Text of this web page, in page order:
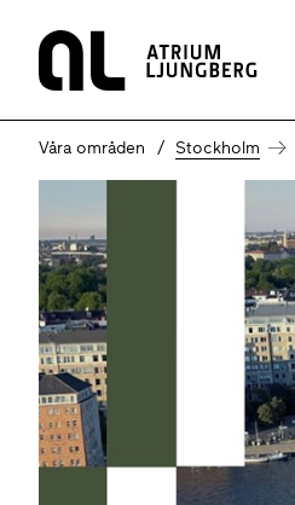
Hem
Våra områden Stockholm